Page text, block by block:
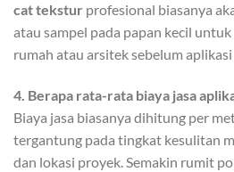
cat tekstur profesional biasanya
atau sampel pada papan kecil
rumah atau arsitek sebelum
4. Berapa rata-rata biaya jasa
Biaya jasa biasanya dihitung per
tergantung pada tingkat kesulitan
dan lokasi proyek. Semakin rumit